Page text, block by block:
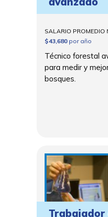
SALARIO PROMEDIO
$43,680 por año
Técnico forestal
para medir y
bosques.
Trabajador